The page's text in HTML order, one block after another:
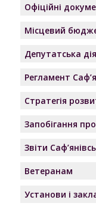
Офіційні
Місцевий
Депутатська
Регламент
Стратегія
Запобігання
Звіти
Ветеранам
Установи і